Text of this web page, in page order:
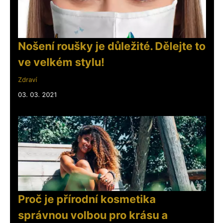
Nošení roušky je důležité. Dělejte to
ve velkém stylu!
Zdraví
03. 03. 2021
Proč je přírodní kosmetika
správnou volbou pro krásu a